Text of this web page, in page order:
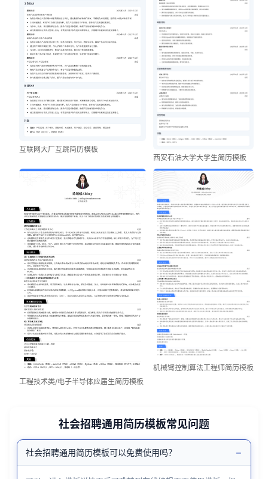
互联网大厂互跳简历模板
西安石油大学大学生简历模板
工程技术类/电子半导体应届生简历模板
机械臂控制算法工程师简历模板
社会招聘通用简历模板常见问题
社会招聘通用简历模板可以免费使用吗？ −